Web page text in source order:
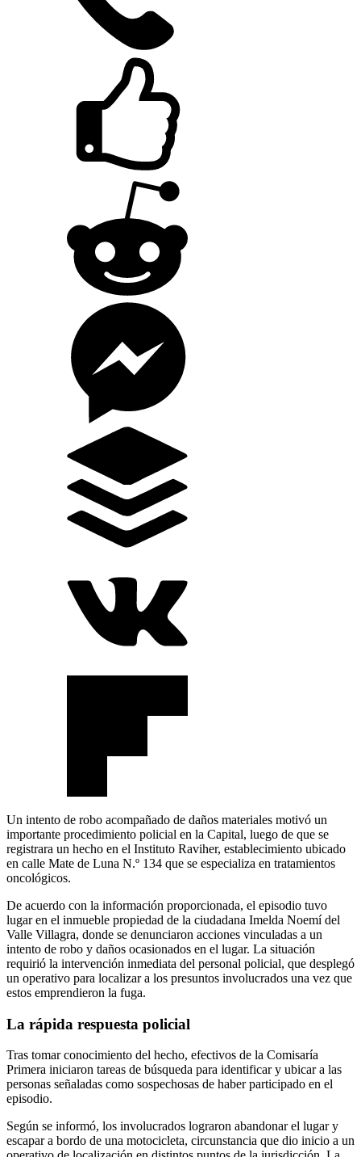
Un intento de robo acompañado de daños materiales motivó un
importante procedimiento policial en la Capital, luego de que se
registrara un hecho en el Instituto Raviher, establecimiento ubicado
en calle Mate de Luna N.º 134 que se especializa en tratamientos
oncológicos.
De acuerdo con la información proporcionada, el episodio tuvo
lugar en el inmueble propiedad de la ciudadana Imelda Noemí del
Valle Villagra, donde se denunciaron acciones vinculadas a un
intento de robo y daños ocasionados en el lugar. La situación
requirió la intervención inmediata del personal policial, que desplegó
un operativo para localizar a los presuntos involucrados una vez que
estos emprendieron la fuga.
La rápida respuesta policial
Tras tomar conocimiento del hecho, efectivos de la Comisaría
Primera iniciaron tareas de búsqueda para identificar y ubicar a las
personas señaladas como sospechosas de haber participado en el
episodio.
Según se informó, los involucrados lograron abandonar el lugar y
escapar a bordo de una motocicleta, circunstancia que dio inicio a un